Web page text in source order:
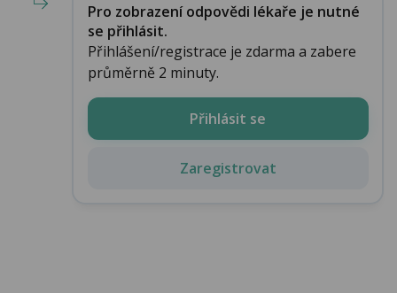
Pro zobrazení odpovědi lékaře je nutné
se přihlásit.
Přihlášení/registrace je zdarma a zabere
průměrně 2 minuty.
Přihlásit se
Zaregistrovat